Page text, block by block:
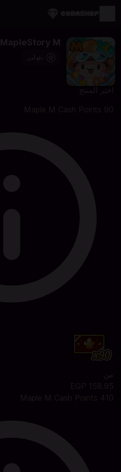
MapleStory M
اختر المنتج
90 Maple M Cash Points
من
158.95 EGP
410 Maple M Cash Points